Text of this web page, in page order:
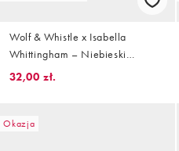
Wolf & Whistle x Isabella
Whittingham – Niebieski
wiązany po bokach dół od bikini
32,00 zł.
Okazja